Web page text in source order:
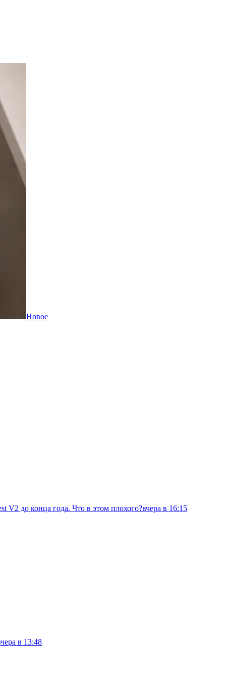
Новое
V2 до конца года. Что в этом плохого?вчера в 16:15
в 13:48